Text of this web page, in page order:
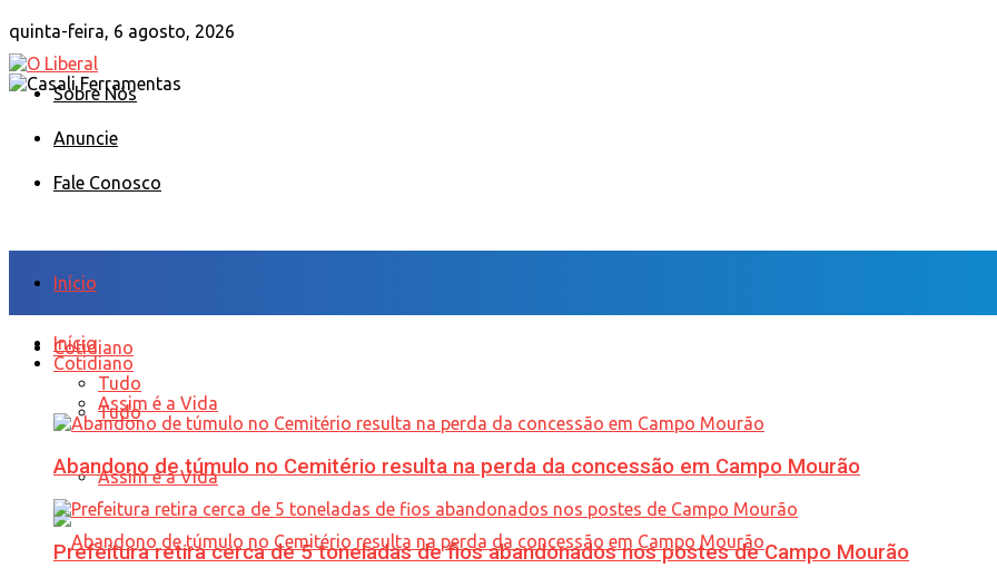
quinta-feira, 6 agosto, 2026
Sobre Nós
Anuncie
Fale Conosco
Início
Cotidiano
Tudo
Assim é a Vida
Início
Cotidiano
Tudo
Assim é a Vida
Abandono de túmulo no Cemitério resulta na perda da concessão em Campo Mourão
Prefeitura retira cerca de 5 toneladas de fios abandonados nos postes de Campo Mourão